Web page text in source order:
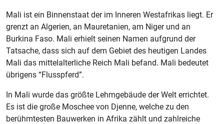
Mali ist ein Binnenstaat der im Inneren Westafrikas liegt. Er
grenzt an Algerien, an Mauretanien, am Niger und an
Burkina Faso. Mali erhielt seinen Namen aufgrund der
Tatsache, dass sich auf dem Gebiet des heutigen Landes
Mali das mittelalterliche Reich Mali befand. Mali bedeutet
übrigens “Flusspferd”.
In Mali wurde das größte Lehmgebäude der Welt errichtet.
Es ist die große Moschee von Djenne, welche zu den
berühmtesten Bauwerken in Afrika zählt und zahlreiche